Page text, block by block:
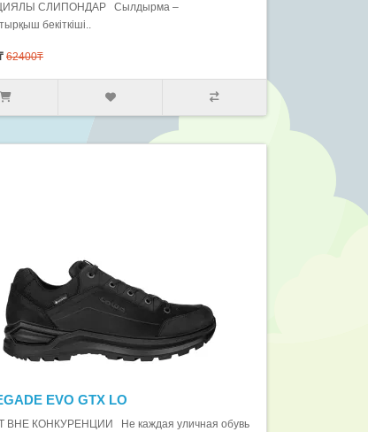
СЛИПОНДАР Сылдырма –
бекіткіші..
62400₸
EVO GTX LO
ВНЕ КОНКУРЕНЦИИ Не каждая уличная обувь